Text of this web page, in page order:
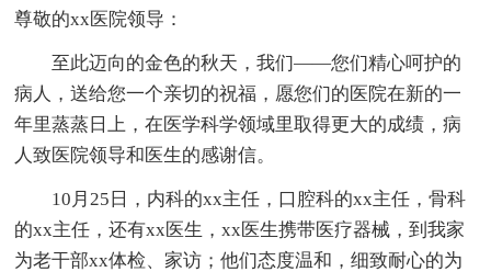
尊敬的xx医院领导：
至此迈向的金色的秋天，我们――您们精心呵护的
病人，送给您一个亲切的祝福，愿您们的医院在新的一
年里蒸蒸日上，在医学科学领域里取得更大的成绩，病
人致医院领导和医生的感谢信。
10月25日，内科的xx主任，口腔科的xx主任，骨科
的xx主任，还有xx医生，xx医生携带医疗器械，到我家
为老干部xx体检、家访；他们态度温和，细致耐心的为